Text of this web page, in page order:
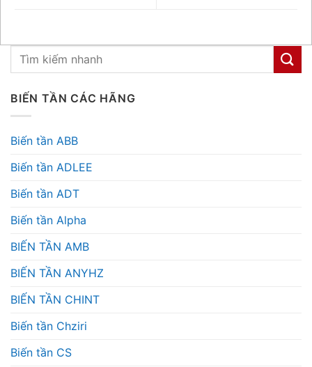
BIẾN TẦN CÁC HÃNG
Biến tần ABB
Biến tần ADLEE
Biến tần ADT
Biến tần Alpha
BIẾN TẦN AMB
BIẾN TẦN ANYHZ
BIẾN TẦN CHINT
Biến tần Chziri
Biến tần CS